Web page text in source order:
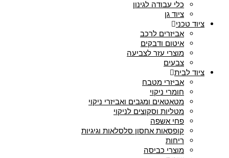
כלי עבודה לגינון
ציוד גן
ציוד טכני
אביזרים לרכב
איטום ודבקים
מוצרי עזר לצביעה
צבעים
ציוד לבית
אביזרי מטבח
חומרי ניקוי
מטאטאים ומגבים ואביזרי ניקוי
מטליות וסקוצים לניקוי
פחי אשפה
קופסאות אחסון סלסלאות וגיגיות
ריחות
מוצרי כביסה